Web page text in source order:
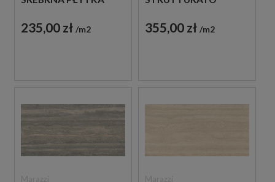
235,00 zł m2
BEŻOWA PŁYTKA
TRAWERTYNOWA NA
355,00 zł m2